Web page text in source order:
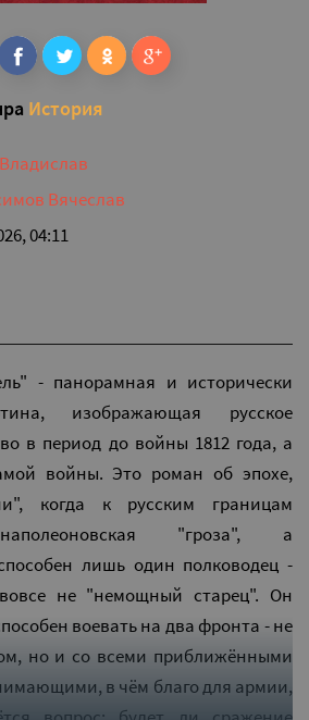
История
Вячеслав
04:11
- панорамная и исторически
изображающая русское
в период до войны 1812 года, а
войны. Это роман об эпохе,
когда к русским границам
"гроза", а
лишь один полководец -
не "немощный старец". Он
воевать на два фронта - не
но и со всеми приближёнными
в чём благо для армии,